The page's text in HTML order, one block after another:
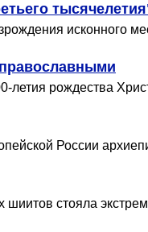
исконного
летия рождества
России
стояла